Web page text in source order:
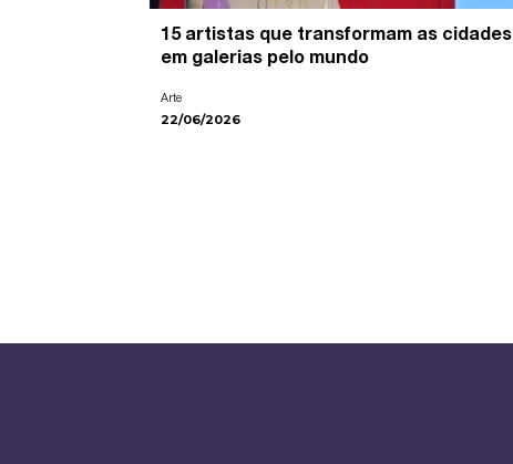
15 artistas que transformam as cidades
em galerias pelo mundo
Arte
22/06/2026